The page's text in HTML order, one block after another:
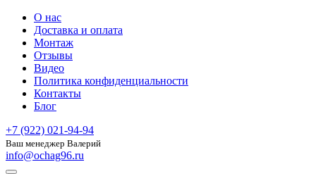
О нас
Доставка и оплата
Монтаж
Отзывы
Видео
Политика конфиденциальности
Контакты
Блог
+7 (922) 021-94-94
Ваш менеджер Валерий
info@ochag96.ru